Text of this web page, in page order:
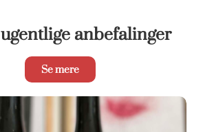
anbefalinger
Se mere